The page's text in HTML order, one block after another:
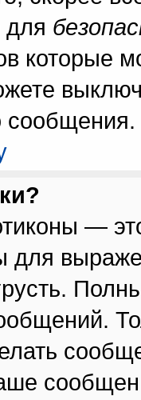
для
которые
сообщения.
—
для